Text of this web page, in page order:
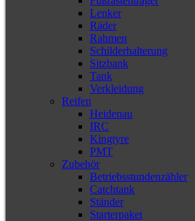
Lenker
Räder
Rahmen
Schilderhalterung
Sitzbank
Tank
Verkleidung
Reifen
Heidenau
IRC
Kingtyre
PMT
Zubehör
Betriebsstundenzähler
Catchtank
Ständer
Starterpaket